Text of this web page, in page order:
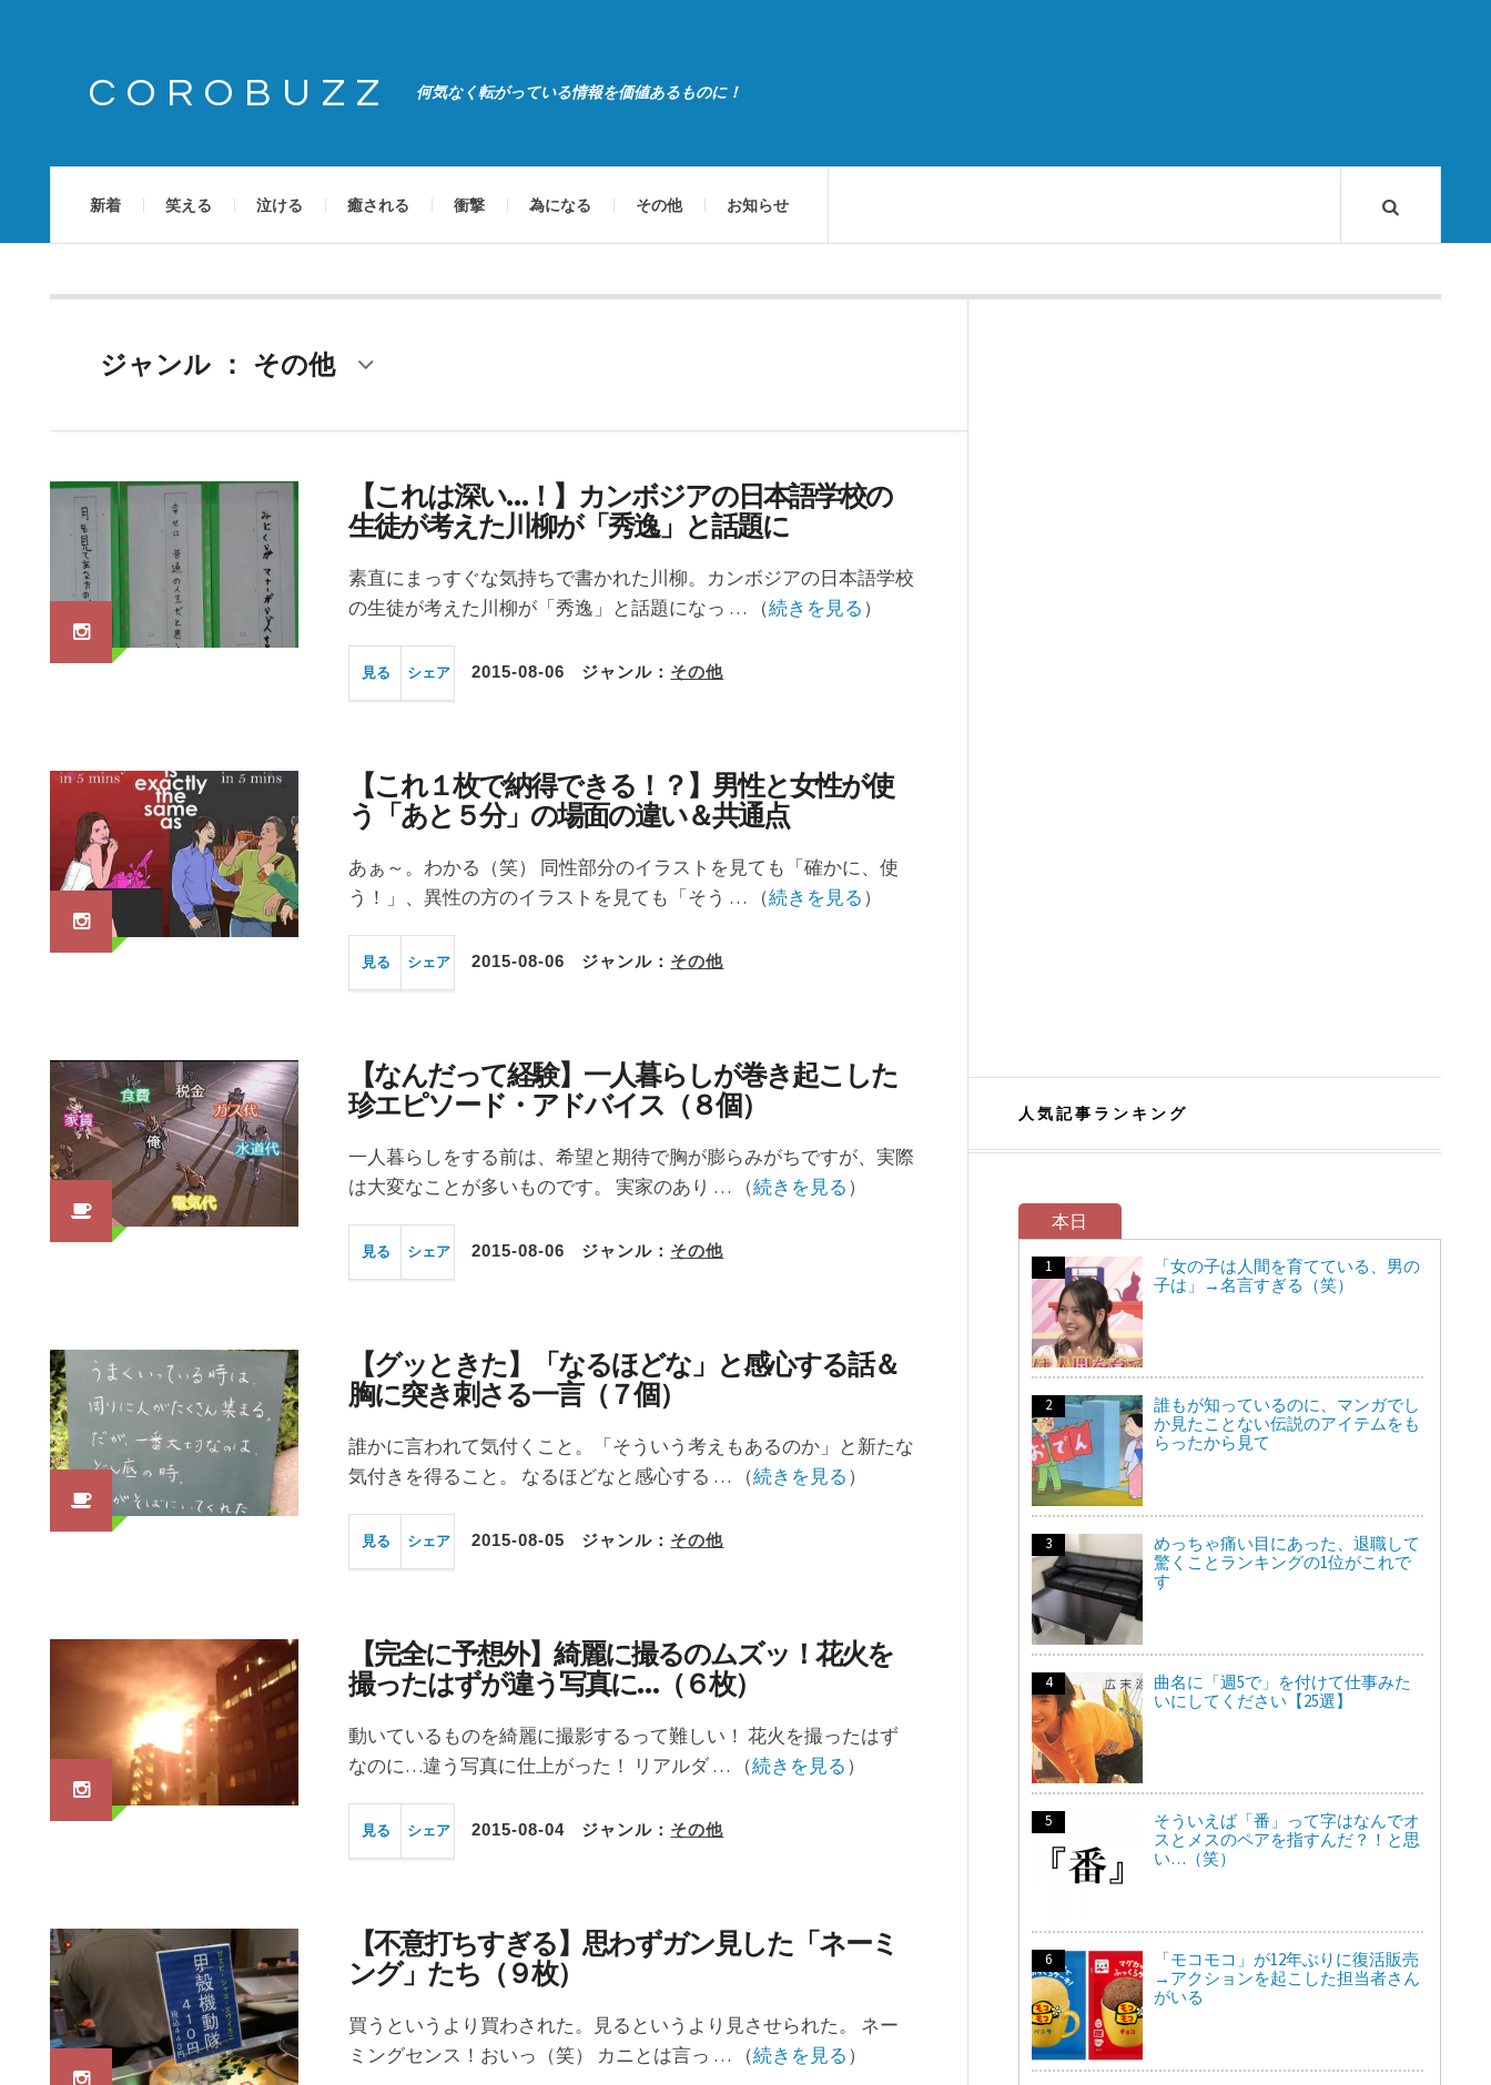
COROBUZZ 何気なく転がっている情報を価値あるものに！
新着 笑える 泣ける 癒される 衝撃 為になる その他 お知らせ
ジャンル ： その他
【これは深い…！】カンボジアの日本語学校の
生徒が考えた川柳が「秀逸」と話題に
素直にまっすぐな気持ちで書かれた川柳。カンボジアの日本語学校
の生徒が考えた川柳が「秀逸」と話題になっ … （続きを見る）
見る シェア 2015-08-06 ジャンル： その他
【これ１枚で納得できる！？】男性と女性が使
う「あと５分」の場面の違い＆共通点
あぁ～。わかる（笑） 同性部分のイラストを見ても「確かに、使
う！」、異性の方のイラストを見ても「そう … （続きを見る）
見る シェア 2015-08-06 ジャンル： その他
【なんだって経験】一人暮らしが巻き起こした
珍エピソード・アドバイス（８個）
一人暮らしをする前は、希望と期待で胸が膨らみがちですが、実際
は大変なことが多いものです。 実家のあり … （続きを見る）
見る シェア 2015-08-06 ジャンル： その他
【グッときた】「なるほどな」と感心する話＆
胸に突き刺さる一言（７個）
誰かに言われて気付くこと。「そういう考えもあるのか」と新たな
気付きを得ること。 なるほどなと感心する … （続きを見る）
見る シェア 2015-08-05 ジャンル： その他
【完全に予想外】綺麗に撮るのムズッ！花火を
撮ったはずが違う写真に…（６枚）
動いているものを綺麗に撮影するって難しい！ 花火を撮ったはず
なのに…違う写真に仕上がった！ リアルダ … （続きを見る）
見る シェア 2015-08-04 ジャンル： その他
【不意打ちすぎる】思わずガン見した「ネーミ
ング」たち（９枚）
買うというより買わされた。見るというより見させられた。 ネー
ミングセンス！おいっ（笑） カニとは言っ … （続きを見る）
人気記事ランキング
本日
「女の子は人間を育てている、男の
子は」→名言すぎる（笑）
誰もが知っているのに、マンガでし
か見たことない伝説のアイテムをも
らったから見て
めっちゃ痛い目にあった、退職して
驚くことランキングの1位がこれで
す
曲名に「週5で」を付けて仕事みた
いにしてください【25選】
そういえば「番」って字はなんでオ
スとメスのペアを指すんだ？！と思
い…（笑）
「モコモコ」が12年ぶりに復活販売
→アクションを起こした担当者さん
がいる